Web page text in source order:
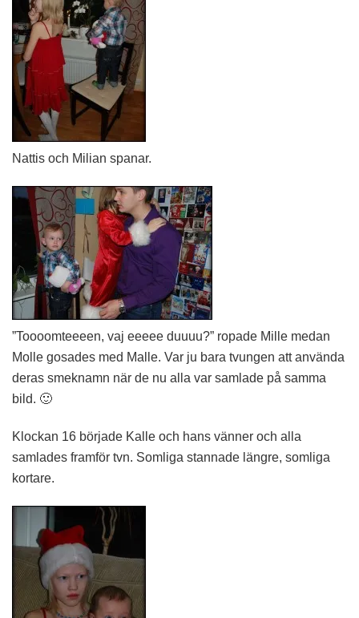
Nattis och Milian spanar.
”Toooomteeeen, vaj eeeee duuuu?” ropade Mille medan
Molle gosades med Malle. Var ju bara tvungen att använda
deras smeknamn när de nu alla var samlade på samma
bild. 🙂
Klockan 16 började Kalle och hans vänner och alla
samlades framför tvn. Somliga stannade längre, somliga
kortare.